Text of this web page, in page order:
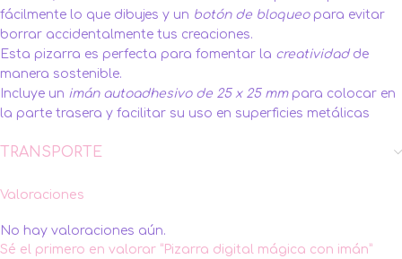
fácilmente lo que dibujes y un botón de bloqueopara evitar
borrar accidentalmente tus creaciones.
Esta pizarra es perfecta para fomentar la creatividadde
manera sostenible.
Incluye un imán autoadhesivo de 25 x 25 mmpara colocar en
la parte trasera y facilitar su uso en superficies metálicas
TRANSPORTE
Valoraciones
No hay valoraciones aún.
Sé el primero en valorar “Pizarra digital mágica con imán”